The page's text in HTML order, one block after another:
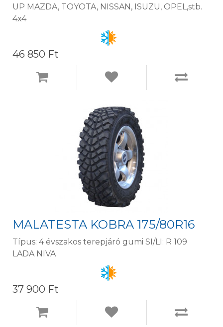
UP MAZDA, TOYOTA, NISSAN, ISUZU, OPEL,stb.
4x4
46 850 Ft
MALATESTA KOBRA 175/80R16
Típus: 4 évszakos terepjáró gumi SI/LI: R 109
LADA NIVA
37 900 Ft